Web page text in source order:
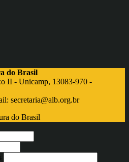
do Brasil
II - Unicamp, 13083-970 -
secretaria@alb.org.br